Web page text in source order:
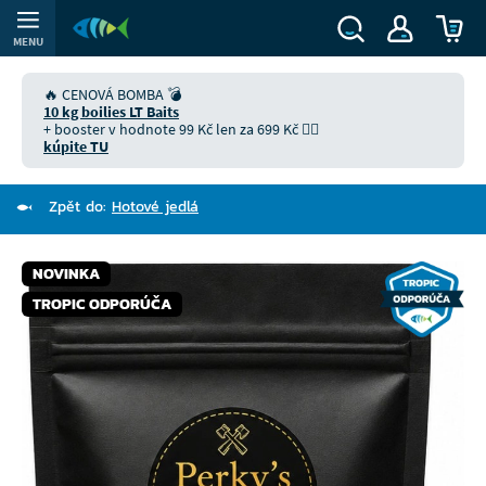
MENU
🔥 CENOVÁ BOMBA 💣
10 kg boilies LT Baits
+ booster v hodnote 99 Kč len za 699 Kč 👉🏻
kúpite TU
Zpět do: Hotové jedlá
NOVINKA
TROPIC ODPORÚČA